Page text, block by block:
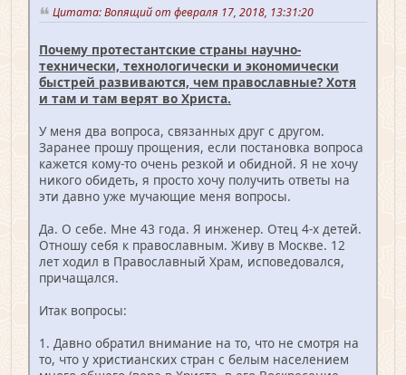
Цитата: Вопящий от февраля 17, 2018, 13:31:20
Почему протестантские страны научно-
технически, технологически и экономически
быстрей развиваются, чем православные? Хотя
и там и там верят во Христа.
У меня два вопроса, связанных друг с другом.
Заранее прошу прощения, если постановка вопроса
кажется кому-то очень резкой и обидной. Я не хочу
никого обидеть, я просто хочу получить ответы на
эти давно уже мучающие меня вопросы.
Да. О себе. Мне 43 года. Я инженер. Отец 4-х детей.
Отношу себя к православным. Живу в Москве. 12
лет ходил в Православный Храм, исповедовался,
причащался.
Итак вопросы:
1. Давно обратил внимание на то, что не смотря на
то, что у христианских стран с белым населением